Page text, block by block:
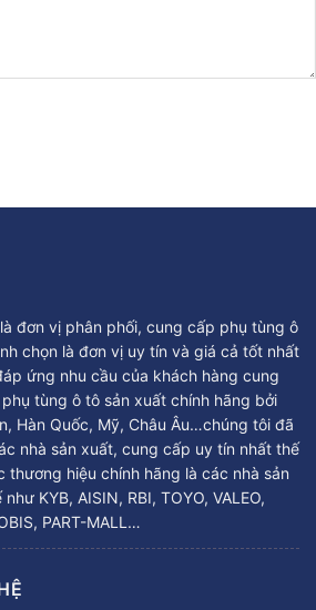
đơn vị phân phối, cung cấp phụ tùng ô
chọn là đơn vị uy tín và giá cả tốt nhất
ứng nhu cầu của khách hàng cung
tùng ô tô sản xuất chính hãng bởi
Hàn Quốc, Mỹ, Châu Âu…chúng tôi đã
nhà sản xuất, cung cấp uy tín nhất thế
thương hiệu chính hãng là các nhà sản
KYB, AISIN, RBI, TOYO, VALEO,
PART-MALL…